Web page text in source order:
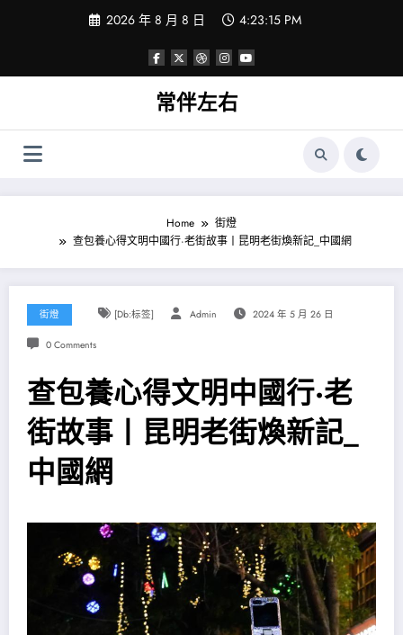
2026 年 8 月 8 日 4:23:16 PM
常伴左右
Home
街燈
查包養心得文明中國行·老街故事丨昆明老街煥新記_中國網
街燈 [db:标签] Admin 2024 年 5 月 26 日
0 Comments
查包養心得文明中國行·老
街故事丨昆明老街煥新記_
中國網